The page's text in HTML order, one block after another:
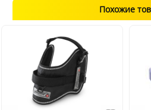
Похожие